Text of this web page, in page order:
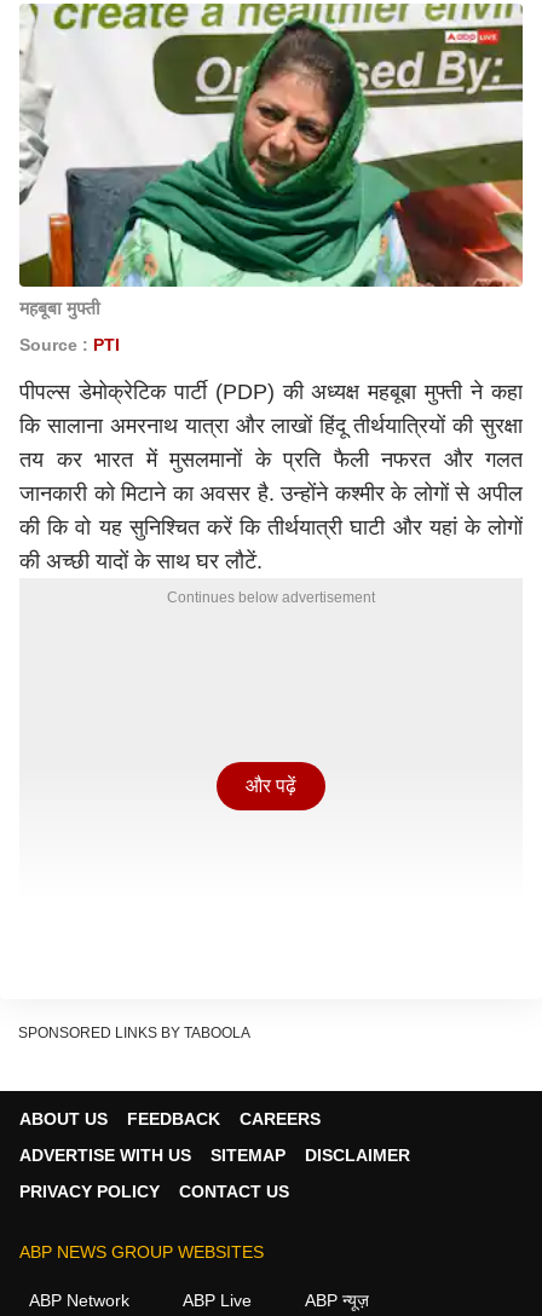
महबूबा मुफ्ती
Source : PTI
पीपल्स डेमोक्रेटिक पार्टी (PDP) की अध्यक्ष महबूबा मुफ्ती ने कहा
कि सालाना अमरनाथ यात्रा और लाखों हिंदू तीर्थयात्रियों की सुरक्षा
तय कर भारत में मुसलमानों के प्रति फैली नफरत और गलत
जानकारी को मिटाने का अवसर है. उन्होंने कश्मीर के लोगों से अपील
की कि वो यह सुनिश्चित करें कि तीर्थयात्री घाटी और यहां के लोगों
की अच्छी यादों के साथ घर लौटें.
Continues below advertisement
के तौर पर देखा जाना चाहिए जो देश के अलग-अलग हिस्सों में
और पढ़ें
SPONSORED LINKS BY TABOOLA
ABOUT US FEEDBACK
CAREERS
ADVERTISE WITH US
SITEMAP
DISCLAIMER
PRIVACY POLICY
CONTACT US
ABP NEWS GROUP WEBSITES
ABP Network ABP Live ABP न्यूज़